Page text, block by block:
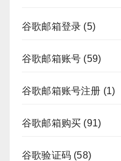
谷歌邮箱登录 (5)
谷歌邮箱账号 (59)
谷歌邮箱账号注册 (1)
谷歌邮箱购买 (91)
谷歌验证码 (58)